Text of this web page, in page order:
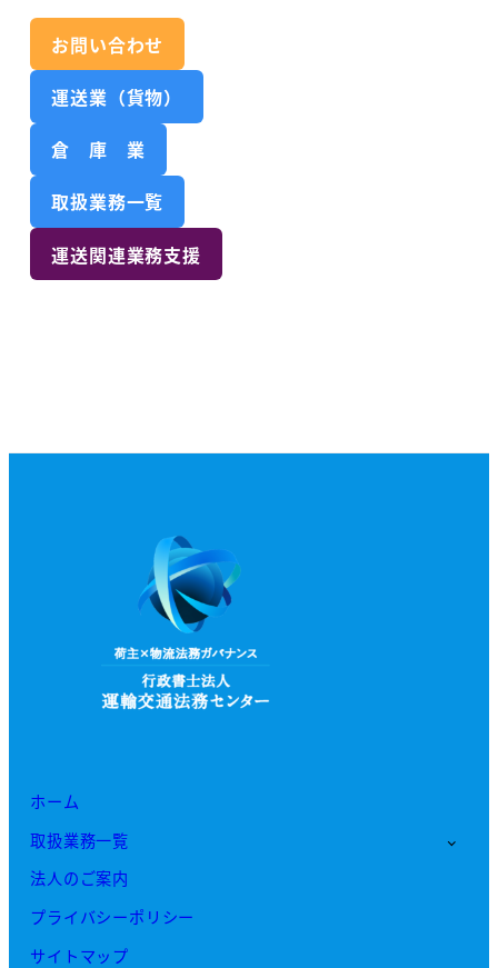
お問い合わせ
運送業（貨物）
倉 庫 業
取扱業務一覧
運送関連業務支援
ホーム
取扱業務一覧
法人のご案内
プライバシーポリシー
サイトマップ